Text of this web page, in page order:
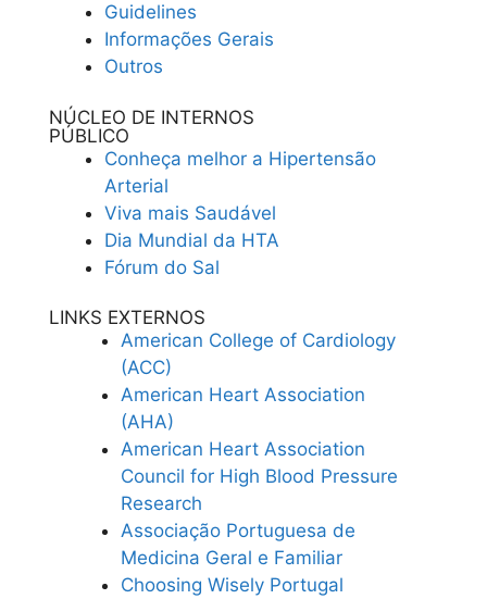
Guidelines
Informações Gerais
Outros
NÚCLEO DE INTERNOS
PÚBLICO
Conheça melhor a Hipertensão
Arterial
Viva mais Saudável
Dia Mundial da HTA
Fórum do Sal
LINKS EXTERNOS
American College of Cardiology
(ACC)
American Heart Association
(AHA)
American Heart Association
Council for High Blood Pressure
Research
Associação Portuguesa de
Medicina Geral e Familiar
Choosing Wisely Portugal